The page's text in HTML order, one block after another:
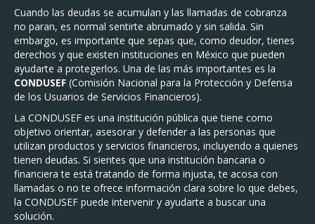
Cuando las deudas se acumulan y las llamadas de cobranza
no paran, es normal sentirte abrumado y sin salida. Sin
embargo, es importante que sepas que, como deudor, tienes
derechos y que existen instituciones en México que pueden
ayudarte a protegerlos. Una de las más importantes es la
CONDUSEF (Comisión Nacional para la Protección y Defensa
de los Usuarios de Servicios Financieros).
La CONDUSEF es una institución pública que tiene como
objetivo orientar, asesorar y defender a las personas que
utilizan productos y servicios financieros, incluyendo a quienes
tienen deudas. Si sientes que una institución bancaria o
financiera te está tratando de forma injusta, te acosa con
llamadas o no te ofrece información clara sobre lo que debes,
la CONDUSEF puede intervenir y ayudarte a buscar una
solución.